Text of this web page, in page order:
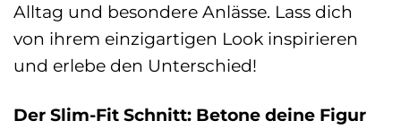
Alltag und besondere Anlässe. Lass dich
von ihrem einzigartigen Look inspirieren
und erlebe den Unterschied!
Der Slim-Fit Schnitt: Betone deine Figur